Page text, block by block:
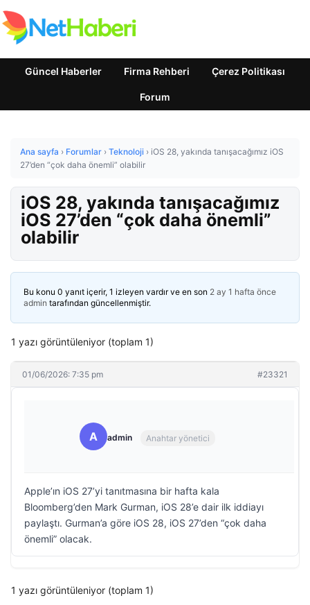
Güncel Haberler Firma Rehberi Çerez Politikası
Forum
Ana sayfa › Forumlar › Teknoloji › iOS 28, yakında tanışacağımız iOS
27’den “çok daha önemli” olabilir
iOS 28, yakında tanışacağımız
iOS 27’den “çok daha önemli”
olabilir
Bu konu 0 yanıt içerir, 1 izleyen vardır ve en son 2 ay 1 hafta önce
admin tarafından güncellenmiştir.
1 yazı görüntüleniyor (toplam 1)
01/06/2026: 7:35 pm #23321
A admin Anahtar yönetici
Apple’ın iOS 27’yi tanıtmasına bir hafta kala
Bloomberg’den Mark Gurman, iOS 28’e dair ilk iddiayı
paylaştı. Gurman’a göre iOS 28, iOS 27’den “çok daha
önemli” olacak.
1 yazı görüntüleniyor (toplam 1)